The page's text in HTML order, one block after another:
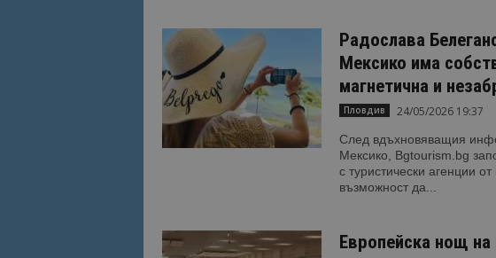
Радослава
Мексико има
магнетична и
Пловдив 24/05/2026 19:37
След вдъхновяващия
Мексико, Bgtourism.bg
с туристически агенции
възможност да...
Европейска нощ